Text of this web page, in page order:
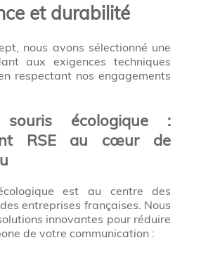
et durabilité
nous avons sélectionné une
aux exigences techniques
respectant nos engagements
écologique :
RSE au cœur de
est au centre des
entreprises françaises. Nous
innovantes pour réduire
de votre communication :